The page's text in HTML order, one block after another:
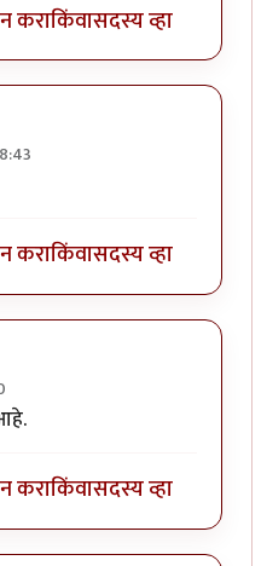
कराकिंवासदस्य व्हा
कराकिंवासदस्य व्हा
कराकिंवासदस्य व्हा